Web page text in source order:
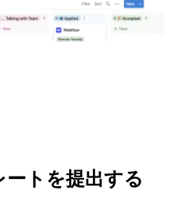
ートを提出する